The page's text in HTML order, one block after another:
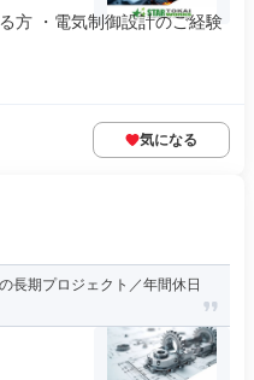
方 ・電気制御設計のご経験
気になる
長期プロジェクト／年間休日